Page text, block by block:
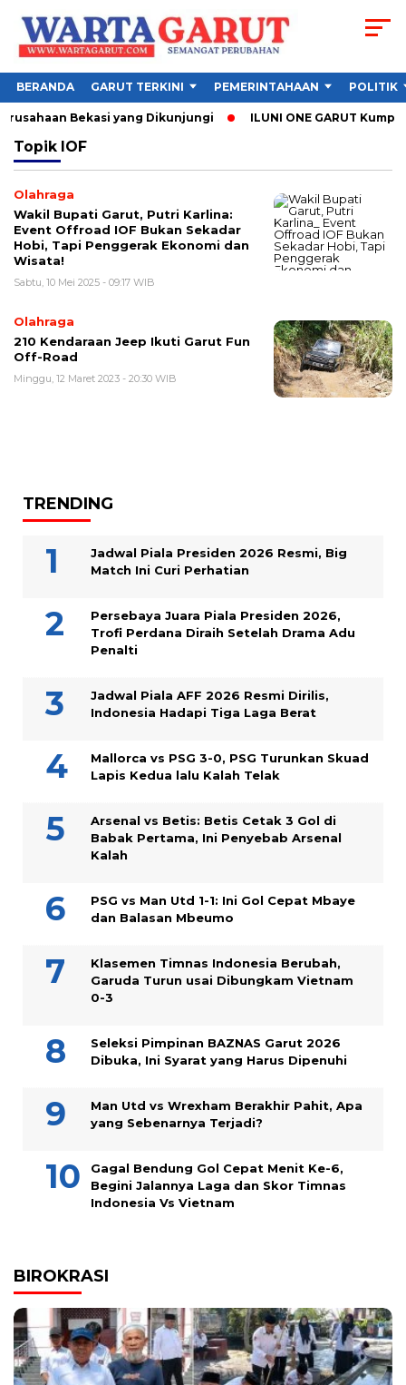
BERANDA GARUT TERKINI PEMERINTAHAAN POLITIK
Bekasi yang Dikunjungi ILUNI ONE GARUT
Topik IOF
Olahraga
Wakil Bupati Garut, Putri Karlina:
Event Offroad IOF Bukan Sekadar
Hobi, Tapi Penggerak Ekonomi dan
Wisata!
Sabtu, 10 Mei 2025 - 09:17 WIB
Olahraga
210 Kendaraan Jeep Ikuti Garut Fun
Off-Road
Minggu, 12 Maret 2023 - 20:30 WIB
TRENDING
Jadwal Piala Presiden 2026 Resmi, Big
Match Ini Curi Perhatian
Persebaya Juara Piala Presiden 2026,
Trofi Perdana Diraih Setelah Drama Adu
Penalti
Jadwal Piala AFF 2026 Resmi Dirilis,
Indonesia Hadapi Tiga Laga Berat
Mallorca vs PSG 3-0, PSG Turunkan Skuad
Lapis Kedua lalu Kalah Telak
Arsenal vs Betis: Betis Cetak 3 Gol di
Babak Pertama, Ini Penyebab Arsenal
Kalah
PSG vs Man Utd 1-1: Ini Gol Cepat Mbaye
dan Balasan Mbeumo
Klasemen Timnas Indonesia Berubah,
Garuda Turun usai Dibungkam Vietnam
0-3
Seleksi Pimpinan BAZNAS Garut 2026
Dibuka, Ini Syarat yang Harus Dipenuhi
Man Utd vs Wrexham Berakhir Pahit, Apa
yang Sebenarnya Terjadi?
Gagal Bendung Gol Cepat Menit Ke-6,
Begini Jalannya Laga dan Skor Timnas
Indonesia Vs Vietnam
BIROKRASI